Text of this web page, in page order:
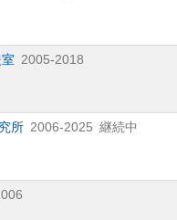
2005-2018
所 2006-2025 継続中